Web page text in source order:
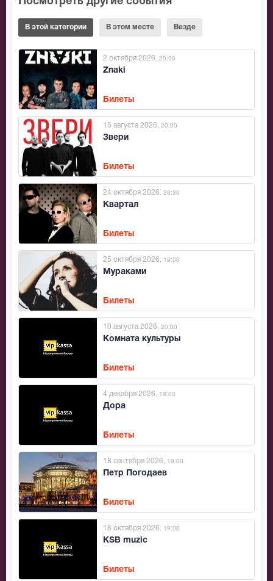
В этой категории В этом месте Везде
Znaki
2 октября 2026 , 20:00
Билеты
Звери
15 августа 2026 , 20:00
Билеты
Квартал
24 октября 2026 , 20:30
Билеты
Мураками
25 октября 2026 , 19:00
Билеты
Комната культуры
10 августа 2026 , 20:00
Билеты
Дора
4 декабря 2026 , 19:00
Билеты
Петр Погодаев
18 сентября 2026 , 19:00
Билеты
KSB muzic
18 октября 2026 , 19:00
Билеты